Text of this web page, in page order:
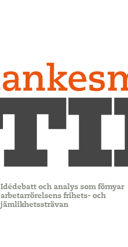
Idédebatt och analys som förnyar
arbetarrörelsens frihets- och
jämlikhetssträvan